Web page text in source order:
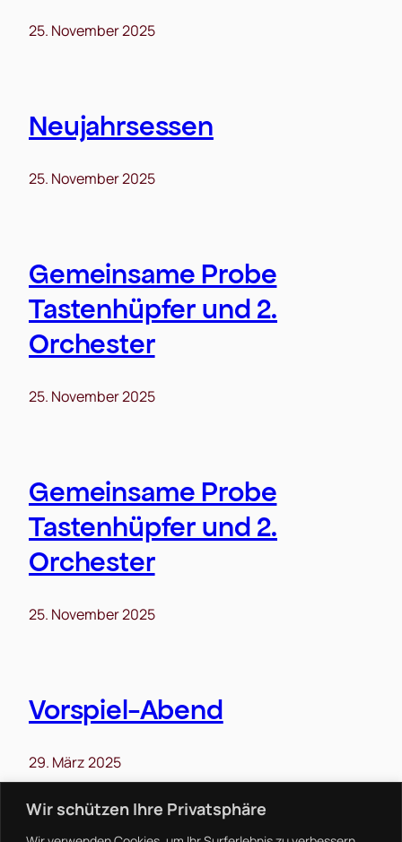
Wir schützen Ihre Privatsphäre
25. November 2025
Neujahrsessen
25. November 2025
Gemeinsame Probe
Tastenhüpfer und 2.
Orchester
25. November 2025
Gemeinsame Probe
Tastenhüpfer und 2.
Orchester
25. November 2025
Vorspiel-Abend
29. März 2025